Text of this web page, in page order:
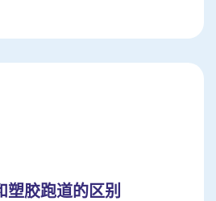
塑胶跑道的区别